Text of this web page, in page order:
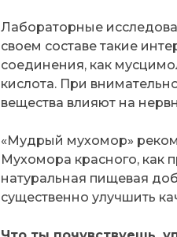
Лабораторные
своем составе такие
соединения, как
кислота. При
вещества влияют на
«Мудрый мухомор»
Мухомора красного, как
натуральная пищевая
существенно улучшить